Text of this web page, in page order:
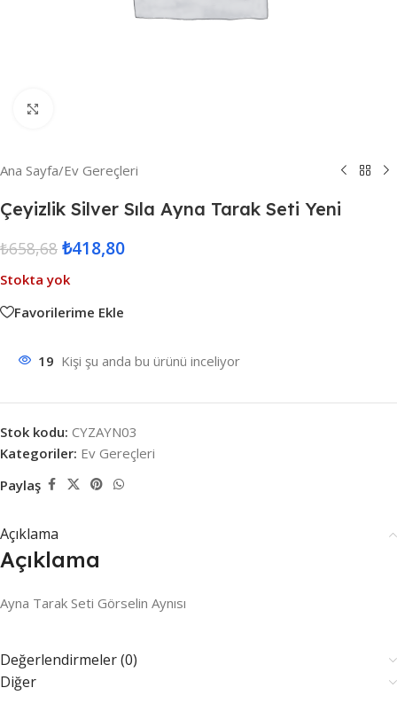
Ana Sayfa/Ev Gereçleri
Çeyizlik Silver Sıla Ayna Tarak Seti Yeni
₺658,68 ₺418,80
Stokta yok
Favorilerime Ekle
19 Kişi şu anda bu ürünü inceliyor
Stok kodu: CYZAYN03
Kategoriler: Ev Gereçleri
Paylaş
Açıklama
Açıklama
Ayna Tarak Seti Görselin Aynısı
Değerlendirmeler (0)
Diğer